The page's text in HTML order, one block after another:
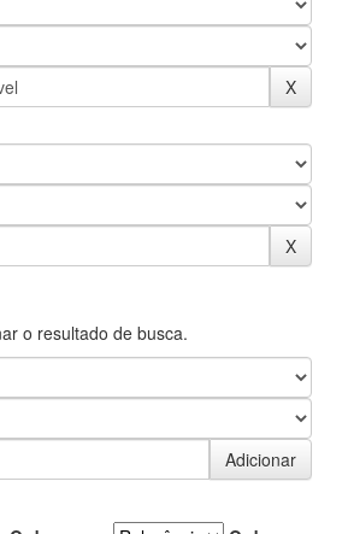
o resultado de busca.